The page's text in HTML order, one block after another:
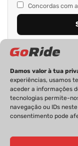
Damos valor à tua
experiências, usamos
aceder a informações
tecnologias permite-
navegação ou IDs
consentimento pode
Concordas com a
PRIVACIDADE